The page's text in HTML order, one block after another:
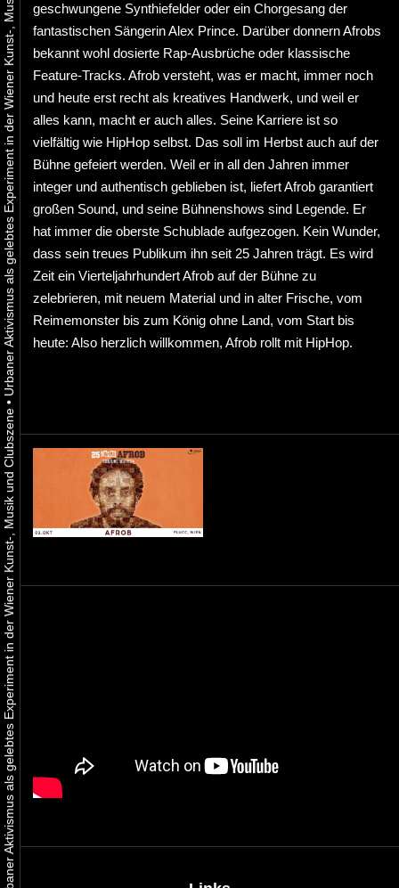
Urbaner Aktivismus als gelebtes Experiment in der Wiener Kunst-, Musik und Clubszene
•
Urbaner Aktivismus als gelebtes Experiment in der Wiener Kunst-, Musik und Clubszene
geschwungene Synthiefelder oder ein Chorgesang der
fantastischen Sängerin Alex Prince. Darüber donnern Afrobs
bekannt wohl dosierte Rap-Ausbrüche oder klassische
Feature-Tracks. Afrob versteht, was er macht, immer noch
und heute erst recht als kreatives Handwerk, und weil er
alles kann, macht er auch alles. Seine Karriere ist so
vielfältig wie HipHop selbst. Das soll im Herbst auch auf der
Bühne gefeiert werden. Weil er in all den Jahren immer
integer und authentisch geblieben ist, liefert Afrob garantiert
großen Sound, und seine Bühnenshows sind Legende. Er
hat immer die oberste Schublade aufgezogen. Kein Wunder,
dass sein treues Publikum ihn seit 25 Jahren trägt. Es wird
Zeit ein Vierteljahrhundert Afrob auf der Bühne zu
zelebrieren, mit neuem Material und in alter Frische, vom
Reimemonster bis zum König ohne Land, vom Start bis
heute: Also herzlich willkommen, Afrob rollt mit HipHop.